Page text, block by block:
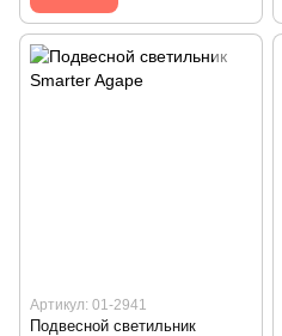
Артикул: 01-2941
Подвесной светильник